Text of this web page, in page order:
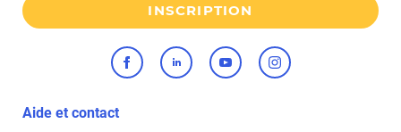
INSCRIPTION
Aide et contact